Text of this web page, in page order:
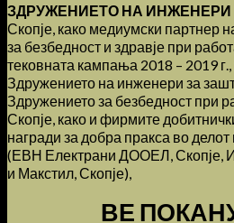
ЗДРУЖЕНИЕТО НА ИНЖЕНЕРИ
Скопје, како медиумски партнер
за безбедност и здравје при
тековната кампања 2018 – 2019
Здружението на инженери за
Здружението за безбедност при
Скопје, како и фирмите
награди за добра пракса во
(ЕВН Електрани ДООЕЛ, Скопје,
и Макстил, Скопје),
ВЕ